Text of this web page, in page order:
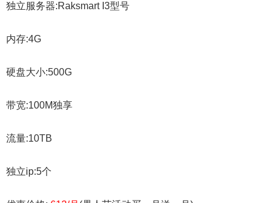
独立服务器:Raksmart I3型号
内存:4G
硬盘大小:500G
带宽:100M独享
流量:10TB
独立ip:5个